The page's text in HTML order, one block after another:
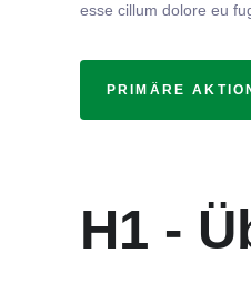
esse cillum dolore eu
PRIMÄRE
H1 -